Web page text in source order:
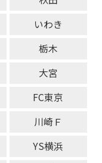
いわき
栃木
大宮
FC東京
川崎Ｆ
YS横浜